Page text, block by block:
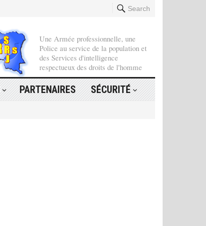
Search
Une Armée professionnelle, une
Police au service de la population et
des Services d'intelligence
respectueux des droits de l'homme
PARTENAIRES SÉCURITÉ